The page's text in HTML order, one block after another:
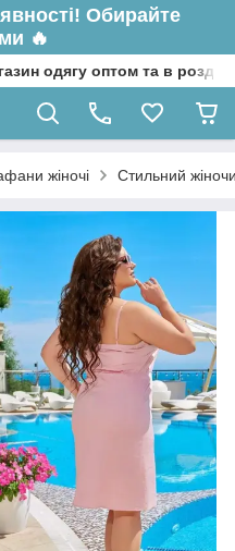
Обирайте
🔥
одягу оптом та в
жіночі Стильний